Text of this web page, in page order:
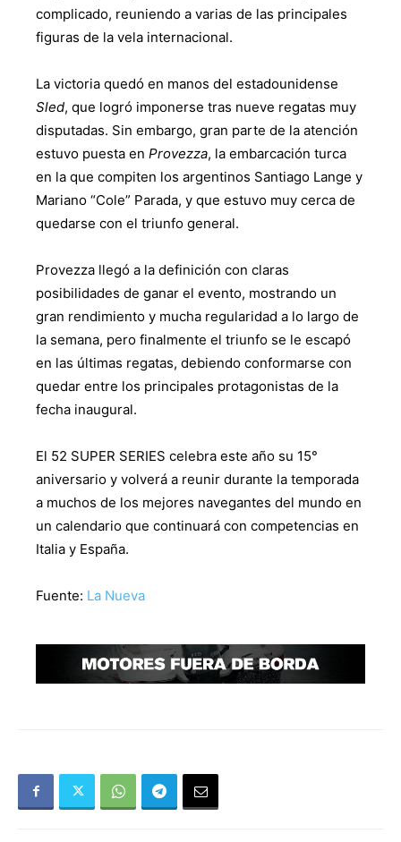
complicado, reuniendo a varias de las principales
figuras de la vela internacional.
La victoria quedó en manos del estadounidense
Sled, que logró imponerse tras nueve regatas muy
disputadas. Sin embargo, gran parte de la atención
estuvo puesta en Provezza, la embarcación turca
en la que compiten los argentinos Santiago Lange y
Mariano “Cole” Parada, y que estuvo muy cerca de
quedarse con el triunfo general.
Provezza llegó a la definición con claras
posibilidades de ganar el evento, mostrando un
gran rendimiento y mucha regularidad a lo largo de
la semana, pero finalmente el triunfo se le escapó
en las últimas regatas, debiendo conformarse con
quedar entre los principales protagonistas de la
fecha inaugural.
El 52 SUPER SERIES celebra este año su 15°
aniversario y volverá a reunir durante la temporada
a muchos de los mejores navegantes del mundo en
un calendario que continuará con competencias en
Italia y España.
Fuente: La Nueva